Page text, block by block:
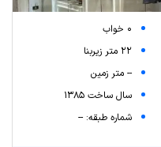
0 خواب
22 متر زیربنا
-- متر زمین
سال ساخت 1385
شماره طبقه: --